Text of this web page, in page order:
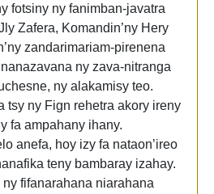
fotsiny ny fanimban-javatra
Zafera, Komandin’ny Hery
zandarimariam-pirenena
ny zava-nitranga
ny alakamisy teo.
tsy ny Fign rehetra akory ireny
fa ampahany ihany.
anefa, hoy izy fa nataon’ireo
teny bambaray izahay.
fifanarahana niarahana